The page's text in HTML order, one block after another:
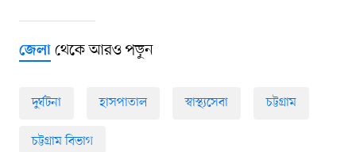
জেলাথেকে আরও পড়ুন
দুর্ঘটনা হাসপাতাল স্বাস্থ্যসেবা চট্টগ্রাম
চট্টগ্রাম বিভাগ